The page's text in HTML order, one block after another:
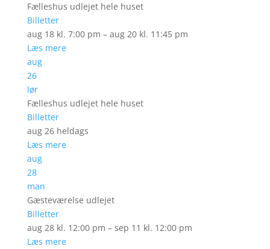
Fælleshus udlejet hele huset
Billetter
aug 18 kl. 7:00 pm – aug 20 kl. 11:45 pm
Læs mere
aug
26
lør
Fælleshus udlejet hele huset
Billetter
aug 26 heldags
Læs mere
aug
28
man
Gæsteværelse udlejet
Billetter
aug 28 kl. 12:00 pm – sep 11 kl. 12:00 pm
Læs mere